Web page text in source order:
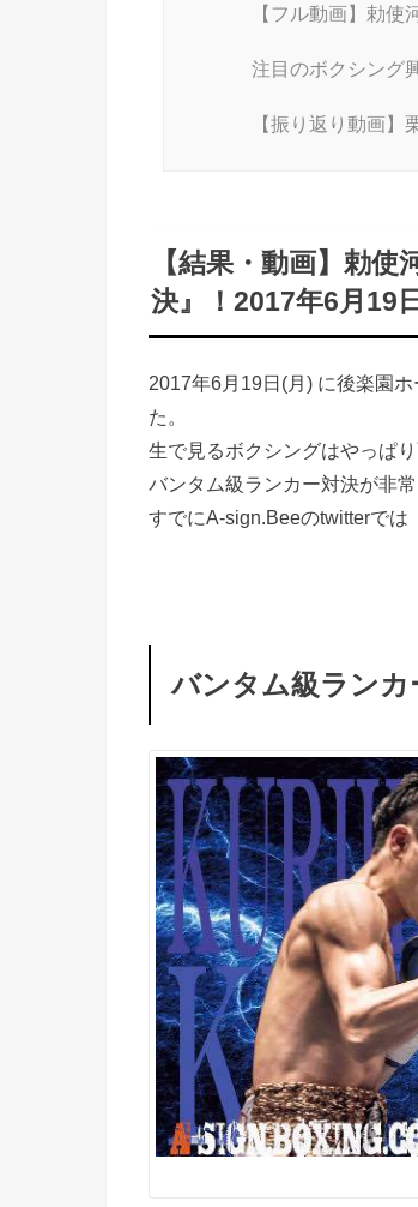
【フル動画】勅使
注目のボクシング
【振り返り動画】
【結果・動画】勅
決』！2017年6月19日
2017年6月19日(月) に後楽園
た。
生で見るボクシングはやっぱ
バンタム級ランカー対決が非常
すでにA-sign.Beeのtwitterでは
バンタム級ランカ